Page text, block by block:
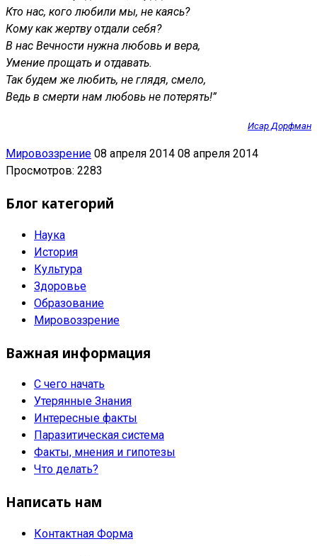
Кто нас, кого любили мы, не каясь?
Кому как жертву отдали себя?
В нас Вечности нужна любовь и вера,
Умение прощать и отдавать.
Так будем же любить, не глядя, смело,
Ведь в смерти нам любовь не потерять!”
Исар Дорфман
Мировоззрение 08 апреля 2014 08 апреля 2014
Просмотров: 2283
Блог категорий
Наука
История
Культура
Здоровье
Образование
Мировоззрение
Важная информация
С чего начать
Утерянные Знания
Интересные факты
Паразитическая система
Факты, мнения и гипотезы
Что делать?
Написать нам
Контактная Форма